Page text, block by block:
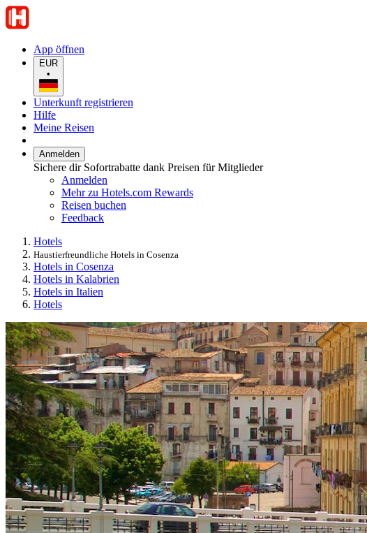
App öffnen
EUR
•
Unterkunft registrieren
Hilfe
Meine Reisen
Anmelden
Sichere dir Sofortrabatte dank Preisen für Mitglieder
Anmelden
Mehr zu Hotels.com Rewards
Reisen buchen
Feedback
Hotels
Haustierfreundliche Hotels in Cosenza
Hotels in Cosenza
Hotels in Kalabrien
Hotels in Italien
Hotels